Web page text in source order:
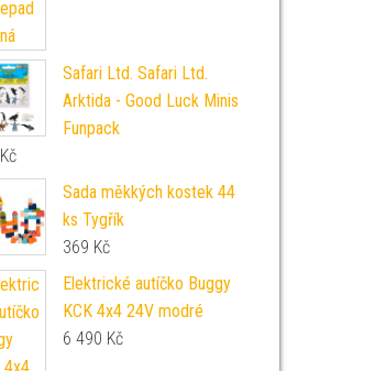
Safari Ltd. Safari Ltd.
Arktida - Good Luck Minis
Funpack
Kč
Sada měkkých kostek 44
ks Tygřík
369 Kč
Elektrické autíčko Buggy
KCK 4x4 24V modré
6 490 Kč